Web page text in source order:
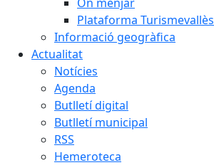
Plataforma Turismevallès
Informació geogràfica
Actualitat
Notícies
Agenda
Butlletí digital
Butlletí municipal
RSS
Hemeroteca